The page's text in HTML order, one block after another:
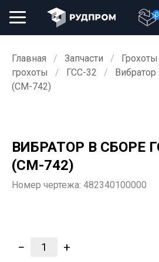
0
Главная Запчасти Грохоты
грохоты
ГСС-32
(СМ-742)
ВИБРАТОР В СБОРЕ
(СМ-742)
Номер чертежа: 482340100000
− 1 +